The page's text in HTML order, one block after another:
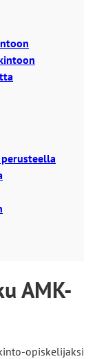
AMK-
opiskelijaksi